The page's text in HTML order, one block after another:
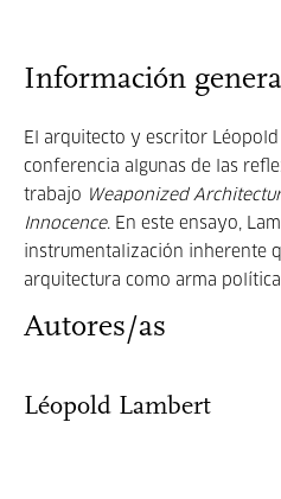
Información
El arquitecto y escritor
conferencia algunas de las
trabajo Weaponized
Innocence. En este ensayo,
instrumentalización inherente
arquitectura como arma
Autores/as
Léopold Lambert